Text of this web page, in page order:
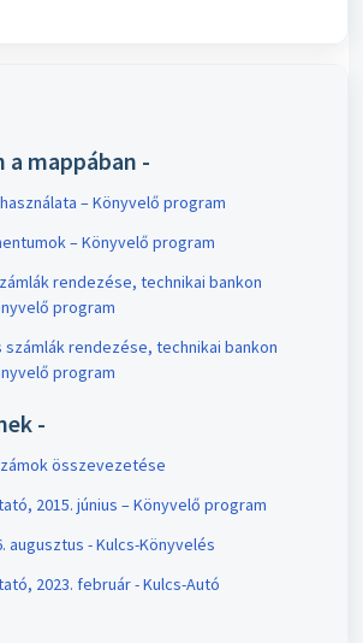
a mappában -
– Könyvelő program
– Könyvelő program
rendezése, technikai bankon
program
rendezése, technikai bankon
program
-
összevezetése
2015. június – Könyvelő program
augusztus - Kulcs-Könyvelés
2023. február - Kulcs-Autó